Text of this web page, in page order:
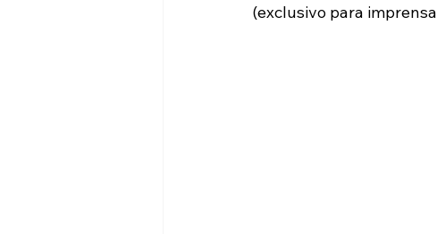
(exclusivo para